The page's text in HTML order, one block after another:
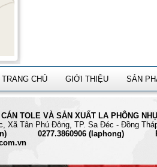
TRANG CHỦ GIỚI THIỆU SẢN
TOLE VÀ SẢN XUẤT LA PHÔNG
Sắc, Xã Tân Phú Đông, TP. Sa
(tôn) 0277.3860906 (laphong)